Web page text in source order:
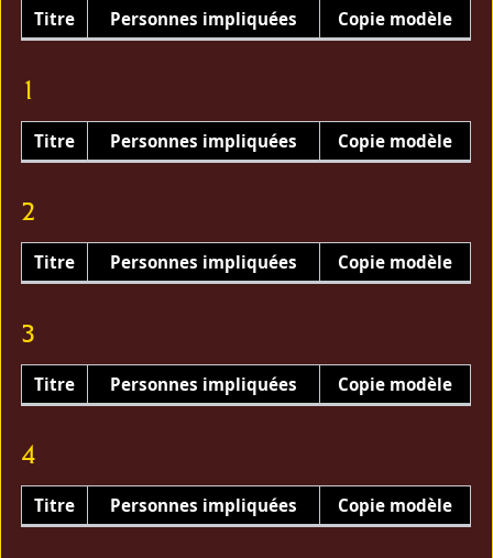
Titre Personnes impliquées Copie modèle
1
Titre Personnes impliquées Copie modèle
2
Titre Personnes impliquées Copie modèle
3
Titre Personnes impliquées Copie modèle
4
Titre Personnes impliquées Copie modèle